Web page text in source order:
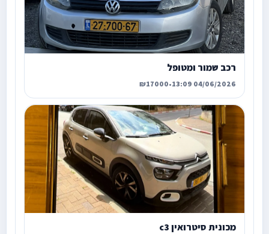
רכב שמור ומטופל
04/06/2026 13:09
•
₪17000
מכונית סיטרואין c3